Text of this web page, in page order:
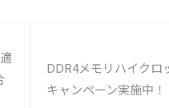
DDR4メモリハイクロ
キャンペーン実施中！